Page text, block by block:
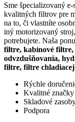
Sme špecializovaný
kvalitných filtrov pre
na to, či vlastníte
iný motorizovaný
potrebujete. Naša
filtre, kabínové
odvzdušňovania,
filtre, filtre
Rýchle
Kvalitné značky
Skladové
Podpora